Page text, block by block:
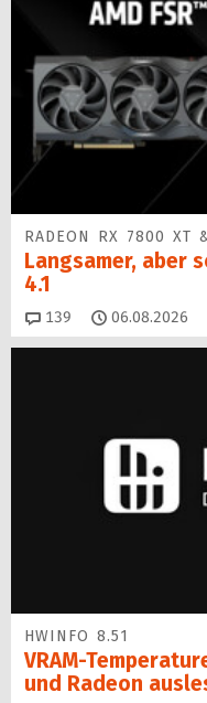
RADEON RX 7800 XT
Langsamer, aber
4.1
139 Kommentare
06.08.2026
HWINFO 8.51
VRAM-
und Radeon